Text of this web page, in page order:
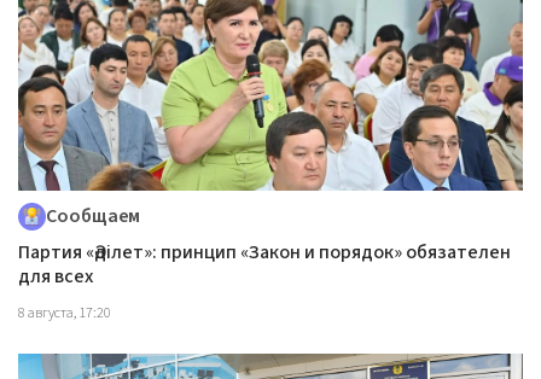
Сообщаем
Партия «Әділет»: принцип «Закон и порядок» обязателен
для всех
8 августа, 17:20